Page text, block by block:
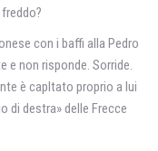
con i baffi alla Pedro
e non risponde. Sorride.
è capltato proprio a lui
di destra» delle Frecce